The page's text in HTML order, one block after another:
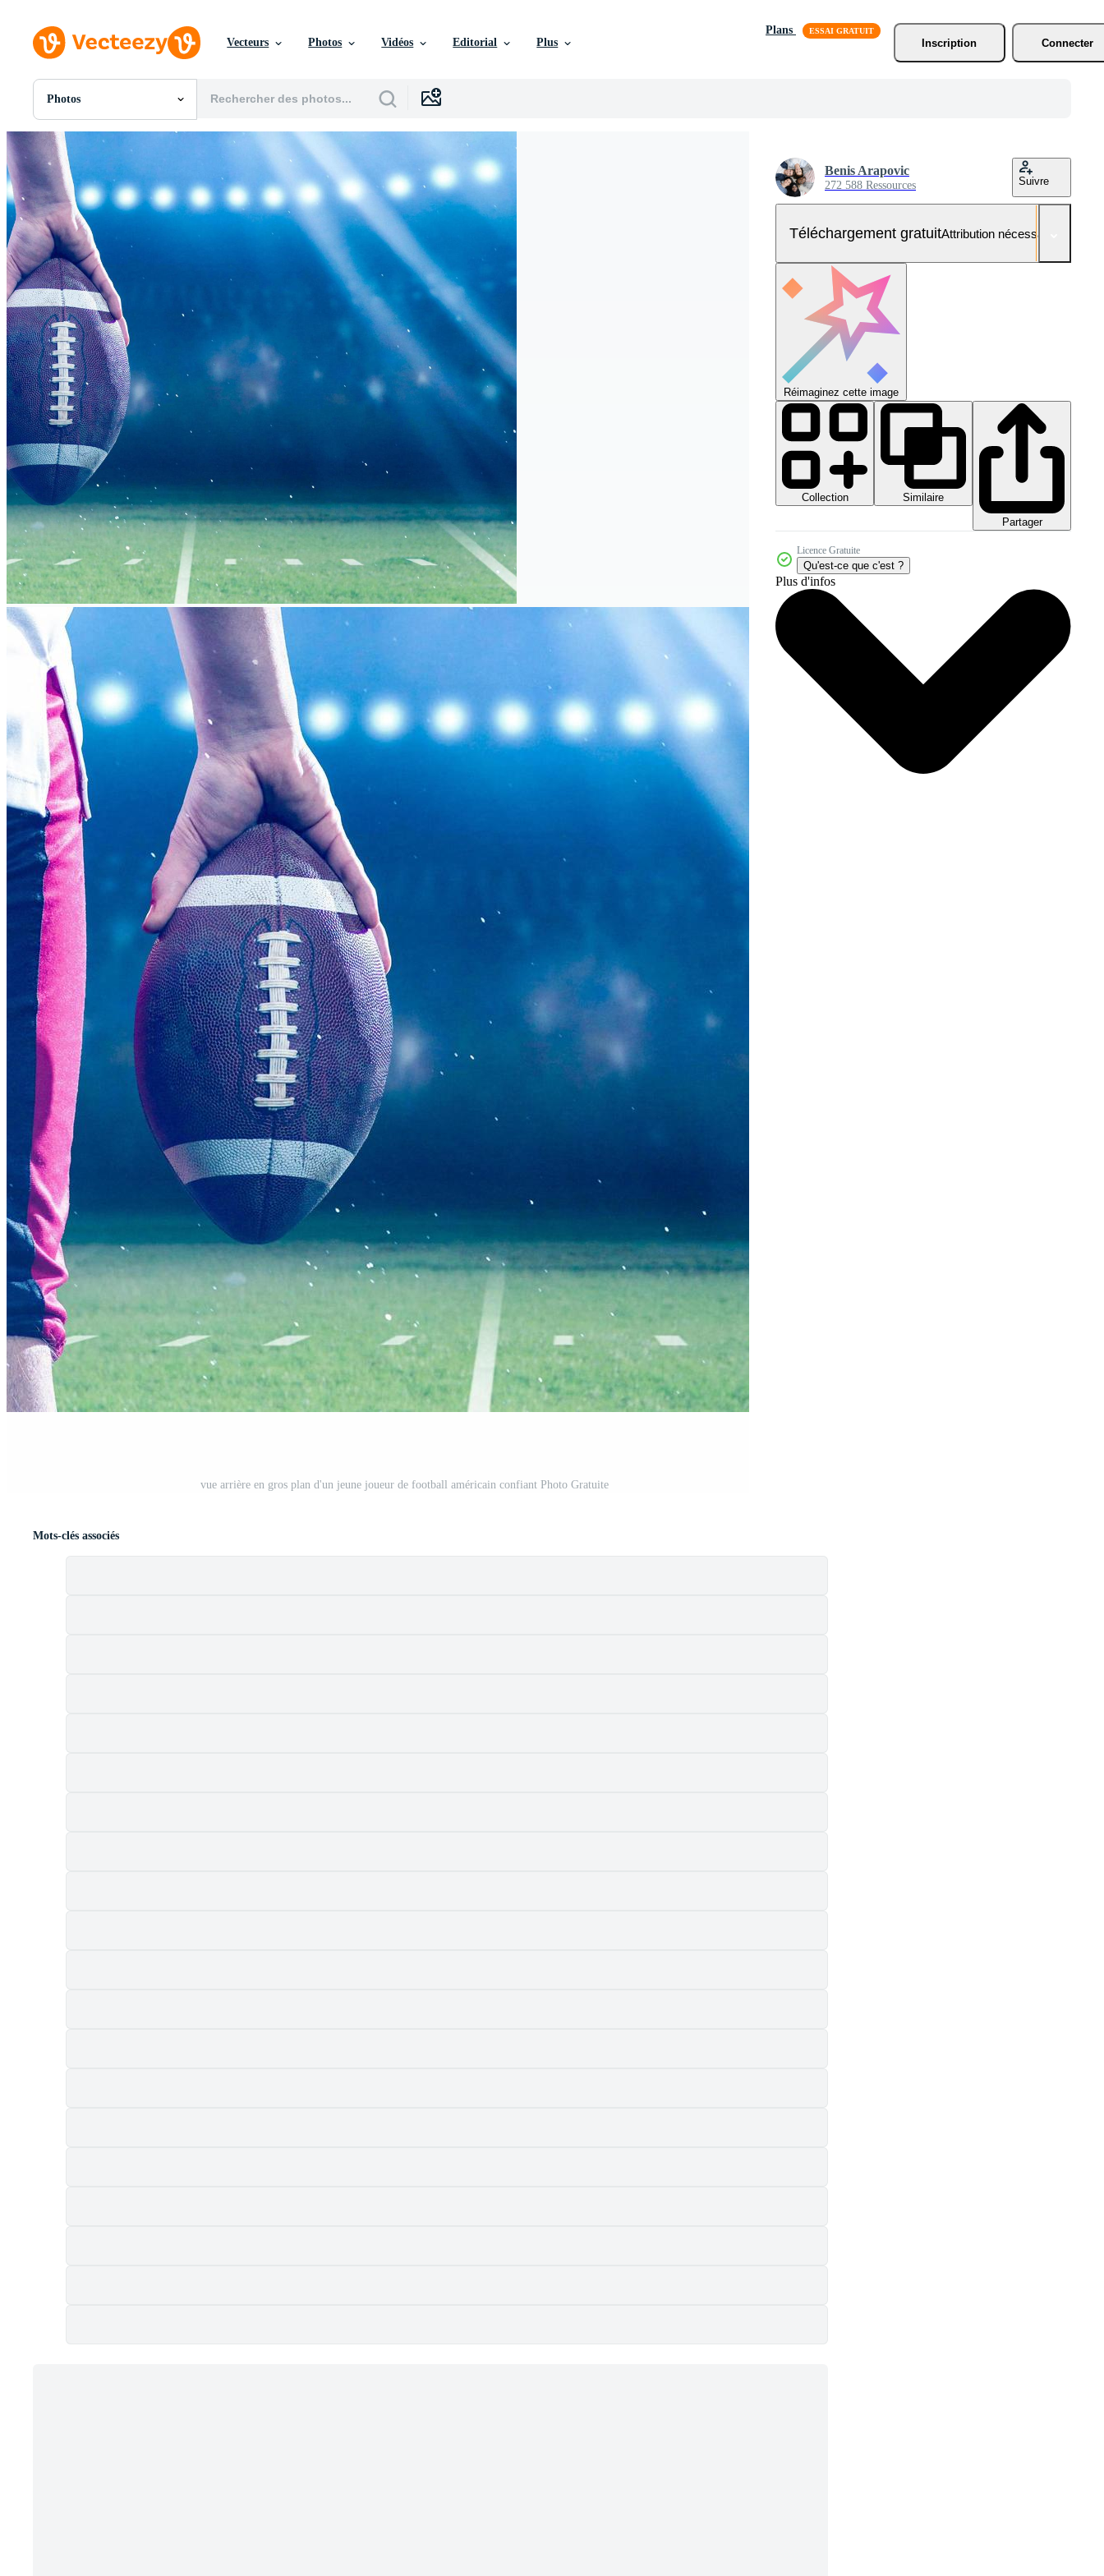
Vecteurs Photos Vidéos Editorial Plus
Plans
Inscription
Connecter
Photos
Toutes Images
PNGs
PSDs
SVGs
Modèles
Vecteurs
Vidéos
Motion graphics
Images Éditoriales
Événements Éditoriaux
vue arrière en gros plan d'un jeune joueur de football américain confiant Photo Gratuite
Benis Arapovic
272 588 Ressources Suivre
Téléchargement gratuitAttribution nécessaire
Réimaginez cette image
Collection
Similaire
Partager
Licence Gratuite
Qu'est-ce que c'est ?
Plus d'infos
Mots-clés associés